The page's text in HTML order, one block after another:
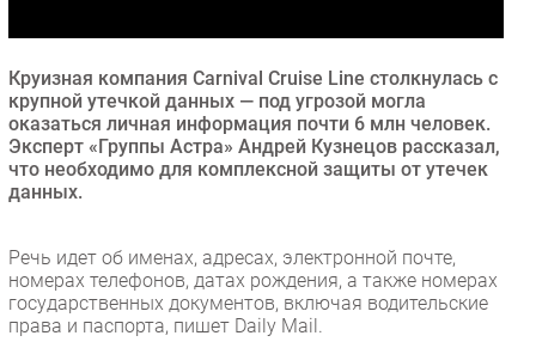
Инновации
CIO/Управление ИТ
Гаджеты
Здоровье
РАЗДЕЛЫ
Новости
Аналитика
Круизная компания Carnival Cruise Line столкнулась с
крупной утечкой данных — под угрозой могла
оказаться личная информация почти 6 млн человек.
Эксперт «Группы Астра» Андрей Кузнецов рассказал,
что необходимо для комплексной защиты от утечек
данных.
Речь идет об именах, адресах, электронной почте,
номерах телефонов, датах рождения, а также номерах
государственных документов, включая водительские
права и паспорта, пишет Daily Mail.